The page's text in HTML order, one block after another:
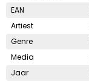
EAN
Artiest
Genre
Media
Jaar